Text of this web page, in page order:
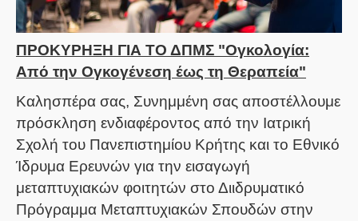
ΠΡΟΚΥΡΗΞΗ ΓΙΑ ΤΟ ΔΠΜΣ "Ογκολογία:
Από την Ογκογένεση έως τη Θεραπεία"
Καλησπέρα σας, Συνημμένη σας αποστέλλουμε
πρόσκληση ενδιαφέροντος από την Ιατρική
Σχολή του Πανεπιστημίου Κρήτης και το Εθνικό
Ίδρυμα Ερευνών για την εισαγωγή
μεταπτυχιακών φοιτητών στο Διιδρυματικό
Πρόγραμμα Μεταπτυχιακών Σπουδών στην